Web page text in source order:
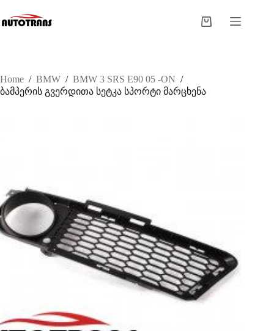
Home / BMW / BMW 3 SRS E90 05 -ON /
ბამპერის გვერდითა სეტკა სპორტი მარცხენა